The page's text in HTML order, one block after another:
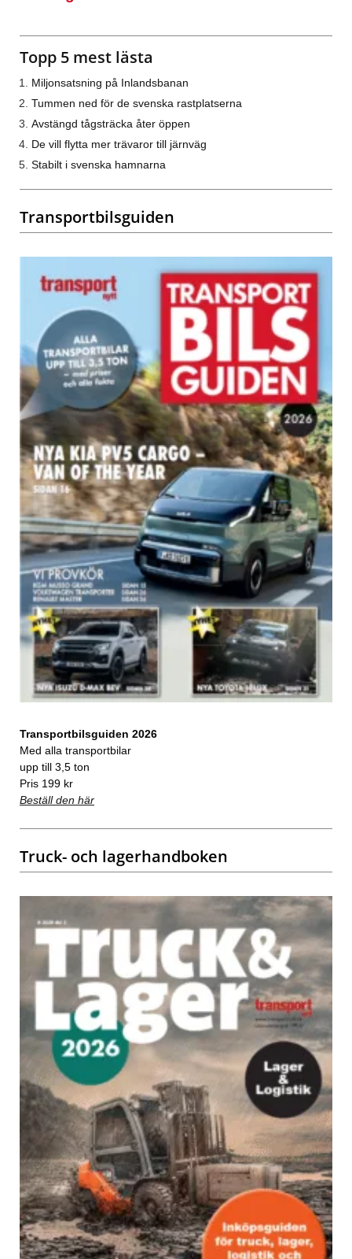
Topp 5 mest lästa
Miljonsatsning på Inlandsbanan
Tummen ned för de svenska rastplatserna
Avstängd tågsträcka åter öppen
De vill flytta mer trävaror till järnväg
Stabilt i svenska hamnarna
Transportbilsguiden
Transportbilsguiden 2026
Med alla transportbilar
upp till 3,5 ton
Pris 199 kr
Beställ den här
Truck- och lagerhandboken